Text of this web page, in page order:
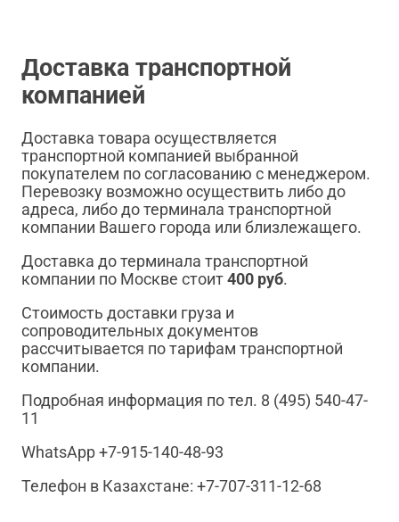
Доставка транспортной
компанией
Доставка товара осуществляется
транспортной компанией выбранной
покупателем по согласованию с менеджером.
Перевозку возможно осуществить либо до
адреса, либо до терминала транспортной
компании Вашего города или близлежащего.
Доставка до терминала транспортной
компании по Москве стоит400 руб.
Стоимость доставки груза и
сопроводительных документов
рассчитывается по тарифам транспортной
компании.
Подробная информация по тел. 8 (495) 540-47-
11
WhatsApp +7-915-140-48-93
Телефон в Казахстане: +7-707-311-12-68